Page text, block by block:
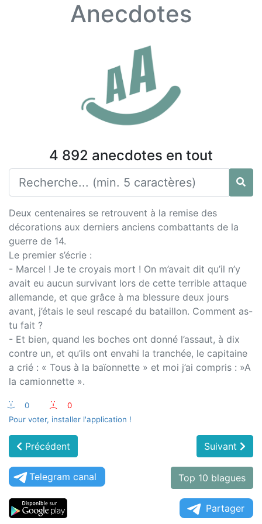
Anecdotes
4 892 anecdotes en tout
Deux centenaires se retrouvent à la remise des
décorations aux derniers anciens combattants de la
guerre de 14.
Le premier s’écrie :
- Marcel ! Je te croyais mort ! On m’avait dit qu’il n’y
avait eu aucun survivant lors de cette terrible attaque
allemande, et que grâce à ma blessure deux jours
avant, j’étais le seul rescapé du bataillon. Comment as-
tu fait ?
- Et bien, quand les boches ont donné l’assaut, à dix
contre un, et qu’ils ont envahi la tranchée, le capitaine
a crié : « Tous à la baïonnette » et moi j’ai compris : »A
la camionnette ».
:-) 0 :-(
0
Pour voter, installer l'application !
Précédent Suivant
Telegram canal Top 10 blagues
Partager